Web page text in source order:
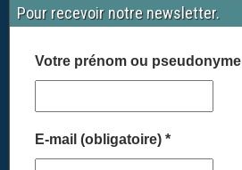
Pour recevoir notre newsletter.
Votre prénom ou pseudonyme
E-mail (obligatoire) *